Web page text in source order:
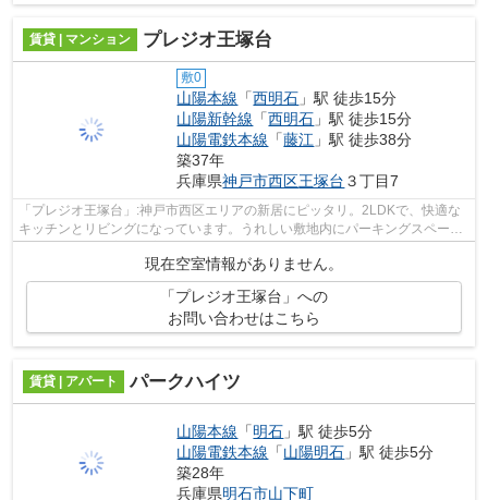
賃貸 | マンション プレジオ王塚台
敷0
山陽本線 「西明石 」駅 徒歩15分
山陽新幹線 「西明石 」駅 徒歩15分
山陽電鉄本線 「藤江 」駅 徒歩38分
築37年
兵庫県神戸市西区王塚台 ３丁目7
「プレジオ王塚台」:神戸市西区エリアの新居にピッタリ。2LDKで、快適な
キッチンとリビングになっています。うれしい敷地内にパーキングスペース
がある利便性の高い住宅です。専有面積...
現在空室情報がありません。
「プレジオ王塚台」への
お問い合わせはこちら
賃貸 | アパート パークハイツ
山陽本線 「明石 」駅 徒歩5分
山陽電鉄本線 「山陽明石 」駅 徒歩5分
築28年
兵庫県明石市山下町